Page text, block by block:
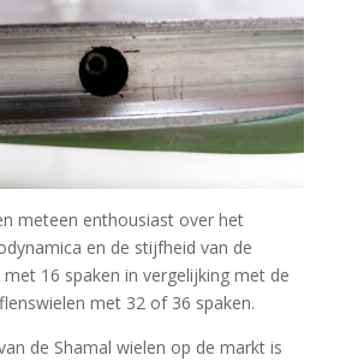
meteen enthousiast over het
en de stijfheid van de
16 spaken in vergelijking met de
met 32 of 36 spaken.
de Shamal wielen op de markt is